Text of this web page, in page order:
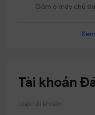
Gồm 6 máy chủ
Ava-Real 6
Tài khoản
Loại tài khoản